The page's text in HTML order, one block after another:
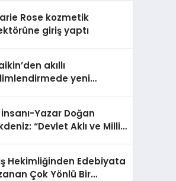
Rose kozmetik
giriş yaptı
akıllı
yeni
İnsanı-Yazar Doğan
“Devlet Aklı ve Milli
Hekimliğinden Edebiyata
Çok Yönlü Bir